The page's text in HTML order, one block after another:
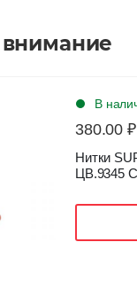
В
380.00 ₽
Нитки